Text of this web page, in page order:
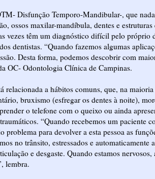
Disfunção Temporo-Mandibular-, que
ossos maxilar-mandíbula, dentes e
vezes têm um diagnóstico difícil pelo próprio
dentistas. “Quando fazemos algumas
Desta forma, podemos descobrir com
OC- Odontologia Clínica de Campinas.
a hábitos comuns, que, na maioria
bruxismo (esfregar os dentes à noite),
o telefone com o queixo ou ainda
“Quando recebemos um paciente
problema para devolver a esta pessoa as
no trânsito, estressados e automaticamente
e desgaste. Quando estamos
lembra.